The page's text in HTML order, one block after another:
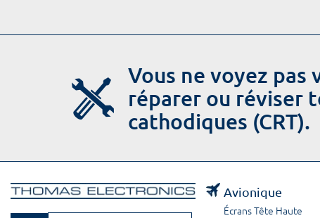
Vous ne voyez pas
réparer ou réviser
cathodiques (CRT).
Avionique
Écrans Tête Haute